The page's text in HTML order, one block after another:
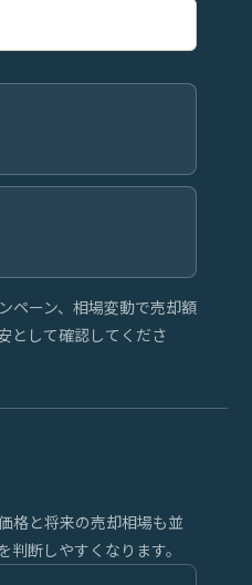
ペーン、相場変動で売却額
として確認してくださ
格と将来の売却相場も並
判断しやすくなります。